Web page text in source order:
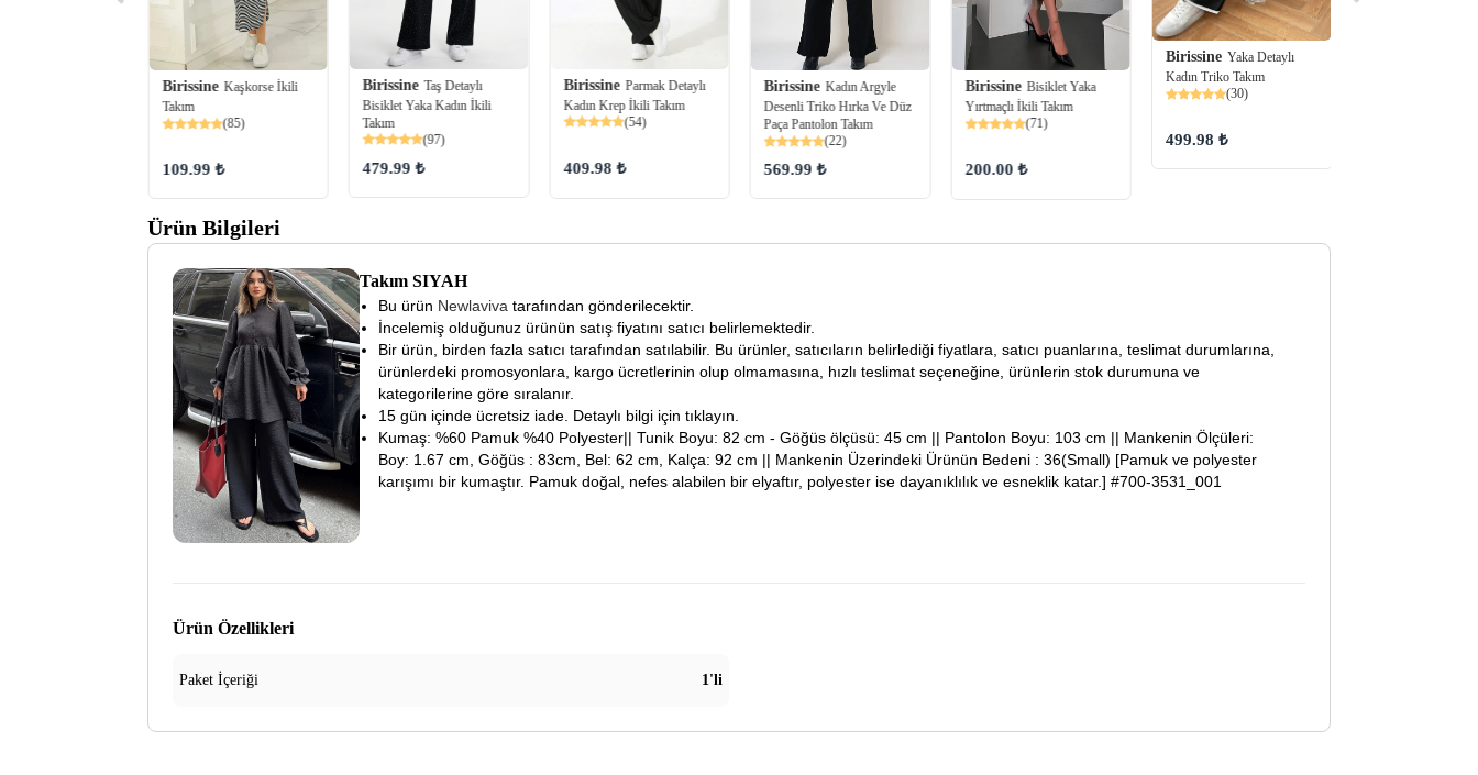
Birissine Kaşkorse İkili
Takım
(85)
109.99 ₺
Birissine Taş Detaylı
Bisiklet Yaka Kadın İkili
Takım
(97)
479.99 ₺
Birissine Parmak Detaylı
Kadın Krep İkili Takım
(54)
409.98 ₺
Birissine Kadın Argyle
Desenli Triko Hırka Ve Düz
Paça Pantolon Takım
(22)
569.99 ₺
Birissine Bisiklet Yaka
Yırtmaçlı İkili Takım
(71)
200.00 ₺
Birissine Yaka Detaylı
Kadın Triko Takım
(30)
499.98 ₺
Ürün Bilgileri
Takım SIYAH
Bu ürün Newlavivatarafından gönderilecektir.
İncelemiş olduğunuz ürünün satış fiyatını satıcı belirlemektedir.
Bir ürün, birden fazla satıcı tarafından satılabilir. Bu ürünler, satıcıların belirlediği fiyatlara, satıcı puanlarına, teslimat durumlarına,
ürünlerdeki promosyonlara, kargo ücretlerinin olup olmamasına, hızlı teslimat seçeneğine, ürünlerin stok durumuna ve
kategorilerine göre sıralanır.
15 gün içinde ücretsiz iade. Detaylı bilgi için tıklayın.
Kumaş: %60 Pamuk %40 Polyester|| Tunik Boyu: 82 cm - Göğüs ölçüsü: 45 cm || Pantolon Boyu: 103 cm || Mankenin Ölçüleri:
Boy: 1.67 cm, Göğüs : 83cm, Bel: 62 cm, Kalça: 92 cm || Mankenin Üzerindeki Ürünün Bedeni : 36(Small) [Pamuk ve polyester
karışımı bir kumaştır. Pamuk doğal, nefes alabilen bir elyaftır, polyester ise dayanıklılık ve esneklik katar.] #700-3531_001
Ürün Özellikleri
Paket İçeriği 1'li